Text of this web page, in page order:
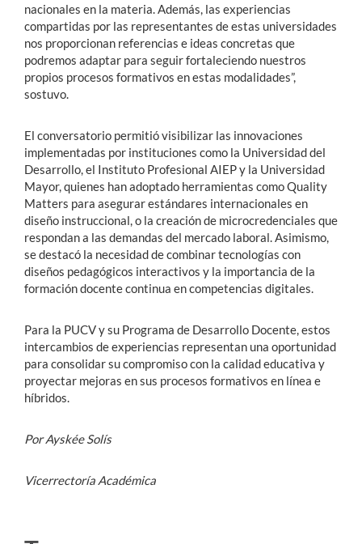
nacionales en la materia. Además, las experiencias
compartidas por las representantes de estas universidades
nos proporcionan referencias e ideas concretas que
podremos adaptar para seguir fortaleciendo nuestros
propios procesos formativos en estas modalidades”,
sostuvo.
El conversatorio permitió visibilizar las innovaciones
implementadas por instituciones como la Universidad del
Desarrollo, el Instituto Profesional AIEP y la Universidad
Mayor, quienes han adoptado herramientas como Quality
Matters para asegurar estándares internacionales en
diseño instruccional, o la creación de microcredenciales que
respondan a las demandas del mercado laboral. Asimismo,
se destacó la necesidad de combinar tecnologías con
diseños pedagógicos interactivos y la importancia de la
formación docente continua en competencias digitales.
Para la PUCV y su Programa de Desarrollo Docente, estos
intercambios de experiencias representan una oportunidad
para consolidar su compromiso con la calidad educativa y
proyectar mejoras en sus procesos formativos en línea e
híbridos.
Por Ayskée Solís
Vicerrectoría Académica